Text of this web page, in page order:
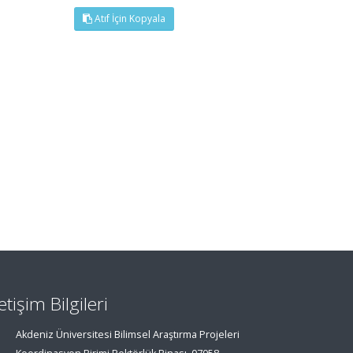
Atıf İçin Kopyala
Bilgileri
Akdeniz Üniversitesi Bilimsel Araştırma Projeleri